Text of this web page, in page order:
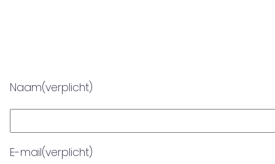
Naam(verplicht)
E-mail(verplicht)